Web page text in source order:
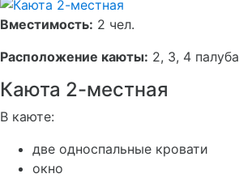
Вместимость: 2 чел.
Расположение каюты: 2, 3, 4 палуба
Каюта 2-местная
В каюте:
две односпальные кровати
окно